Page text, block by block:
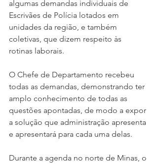
algumas demandas individuais de
Escrivães de Polícia lotados em
unidades da região, e também
coletivas, que dizem respeito às
rotinas laborais.
O Chefe de Departamento recebeu
todas as demandas, demonstrando ter
amplo conhecimento de todas as
questões apontadas, de modo a expor
a solução que administração apresenta
e apresentará para cada uma delas.
Durante a agenda no norte de Minas, o